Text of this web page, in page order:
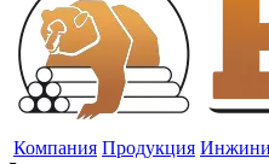
Компания Продукция